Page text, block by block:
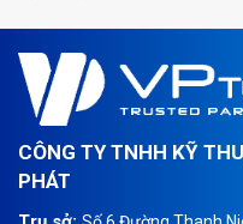
CÔNG TY TNHH KỸ
PHÁT